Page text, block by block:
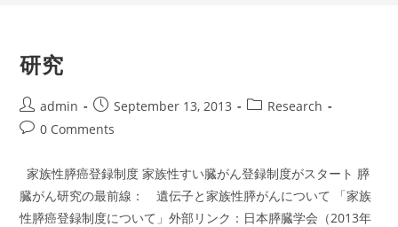
研究
Post
author:
admin
Post
published:
September 13, 2013
PostResearch
Post0 Comments
家族性膵癌登録制度 家族性すい臓がん登録制度がスタート 膵
臓がん研究の最前線： 遺伝子と家族性膵がんについて 「家族
性膵癌登録制度について」外部リンク：日本膵臓学会（2013年